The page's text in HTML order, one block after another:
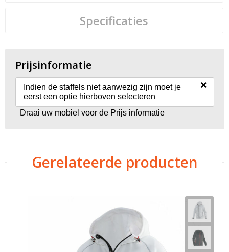
Specificaties
Prijsinformatie
Indien de staffels niet aanwezig zijn moet je
eerst een optie hierboven selecteren
×
Draai uw mobiel voor de Prijs informatie
Gerelateerde producten